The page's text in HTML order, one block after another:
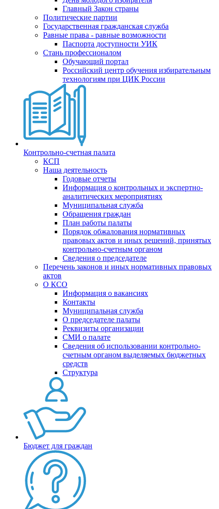
Главный Закон страны
Политические партии
Государственная гражданская служба
Равные права - равные возможности
Паспорта доступности УИК
Стань профессионалом
Обучающий портал
Российский центр обучения избирательным
технологиям при ЦИК России
Контрольно-счетная палата
КСП
Наша деятельность
Годовые отчеты
Информация о контрольных и экспертно-
аналитических мероприятиях
Муниципальная служба
Обращения граждан
План работы палаты
Порядок обжалования нормативных
правовых актов и иных решений, принятых
контрольно-счетным органом
Сведения о председателе
Перечень законов и иных нормативных правовых
актов
О КСО
Информация о вакансиях
Контакты
Муниципальная служба
О председателе палаты
Реквизиты организации
СМИ о палате
Сведения об использовании контрольно-
счетным органом выделяемых бюджетных
средств
Структура
Бюджет для граждан